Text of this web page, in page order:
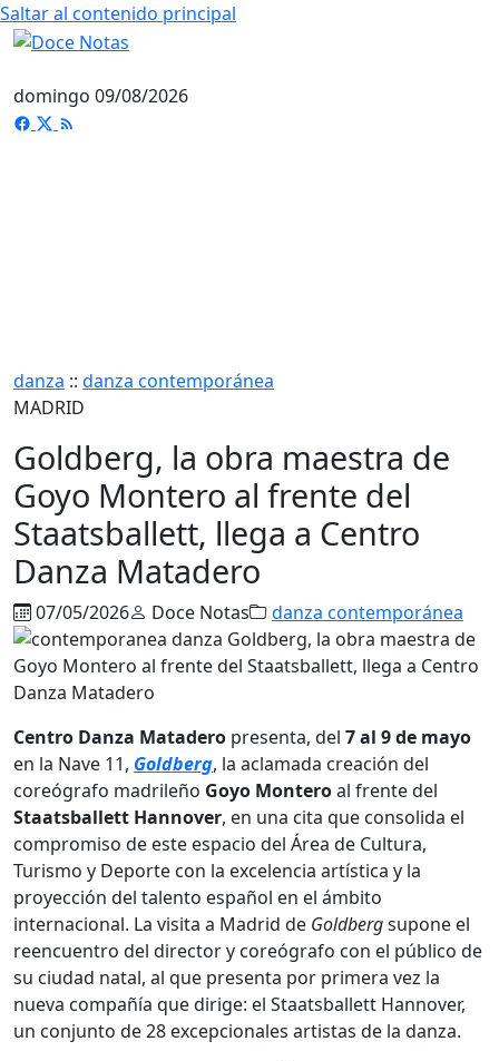
Saltar al contenido principal
domingo 09/08/2026
danza :: danza contemporánea
MADRID
Goldberg, la obra maestra de
Goyo Montero al frente del
Staatsballett, llega a Centro
Danza Matadero
07/05/2026 Doce Notas danza contemporánea
Centro Danza Matadero presenta, del 7 al 9 de mayo
en la Nave 11, Goldberg, la aclamada creación del
coreógrafo madrileño Goyo Monteroal frente del
Staatsballett Hannover, en una cita que consolida el
compromiso de este espacio del Área de Cultura,
Turismo y Deporte con la excelencia artística y la
proyección del talento español en el ámbito
internacional. La visita a Madrid de Goldbergsupone el
reencuentro del director y coreógrafo con el público de
su ciudad natal, al que presenta por primera vez la
nueva compañía que dirige: el Staatsballett Hannover,
un conjunto de 28 excepcionales artistas de la danza.